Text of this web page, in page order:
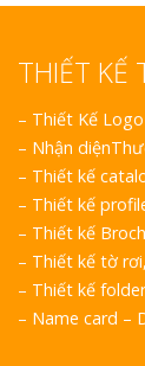
THIẾT KẾ
– Thiết Kế Logo
– Nhận
– Thiết kế
– Thiết kế
– Thiết kế
– Thiết kế tờ
– Thiết kế
– Name card –